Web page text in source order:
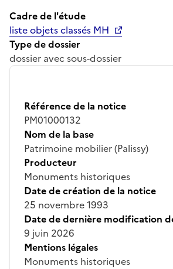
Cadre de l'étude
liste objets classés MH
Type de dossier
dossier avec sous-dossier
Référence de la notice
PM01000132
Nom de la base
Patrimoine mobilier (Palissy)
Producteur
Monuments historiques
Date de création de la notice
25 novembre 1993
Date de dernière modification
9 juin 2026
Mentions légales
Monuments historiques